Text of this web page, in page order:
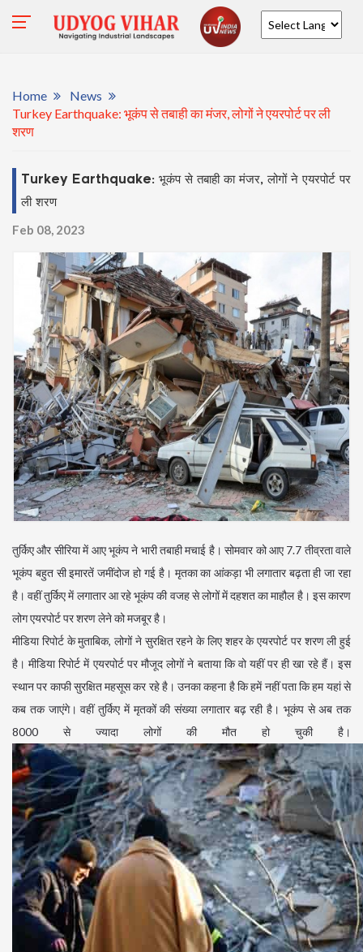
Home
News
Turkey Earthquake: भूकंप से तबाही का मंजर, लोगों ने एयरपोर्ट पर ली
शरण
Turkey Earthquake: भूकंप से तबाही का मंजर, लोगों ने एयरपोर्ट पर
ली शरण
Feb 08, 2023
तुर्किए और सीरिया में आए भूकंप ने भारी तबाही मचाई है। सोमवार को आए 7.7 तीव्रता वाले
भूकंप बहुत सी इमारतें जमींदोज हो गई है। मृतका का आंकड़ा भी लगातार बढ़ता ही जा रहा
है। वहीं तुर्किए में लगातार आ रहे भूकंप की वजह से लोगों में दहशत का माहौल है। इस कारण
लोग एयरपोर्ट पर शरण लेने को मजबूर है।
मीडिया रिपोर्ट के मुताबिक, लोगों ने सुरक्षित रहने के लिए शहर के एयरपोर्ट पर शरण ली हुई
है। मीडिया रिपोर्ट में एयरपोर्ट पर मौजूद लोगों ने बताया कि वो यहीं पर ही खा रहे हैं। इस
स्थान पर काफी सुरक्षित महसूस कर रहे है। उनका कहना है कि हमें नहीं पता कि हम यहां से
कब तक जाएंगे। वहीं तुर्किए में मृतकों की संख्या लगातार बढ़ रही है। भूकंप से अब तक
8000 से ज्यादा लोगों की मौत हो चुकी है।